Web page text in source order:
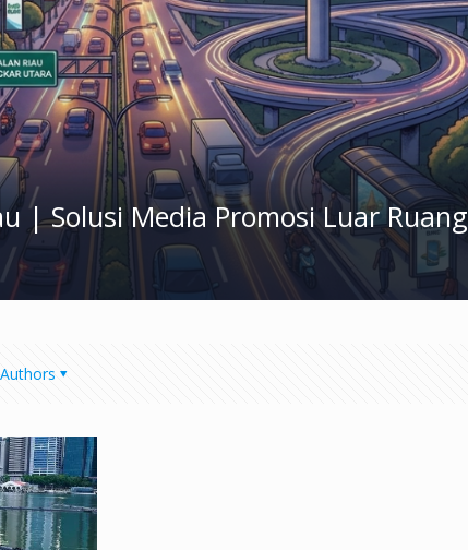
| Solusi Media Promosi Luar Ruang
Authors